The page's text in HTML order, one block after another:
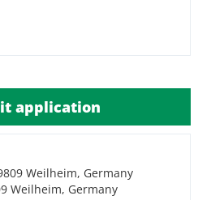
application
Weilheim, Germany
Weilheim, Germany